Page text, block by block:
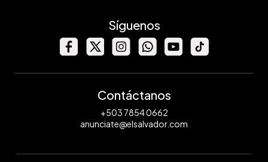
Síguenos
Contáctanos
+503 7854 0662
anunciate@elsalvador.com